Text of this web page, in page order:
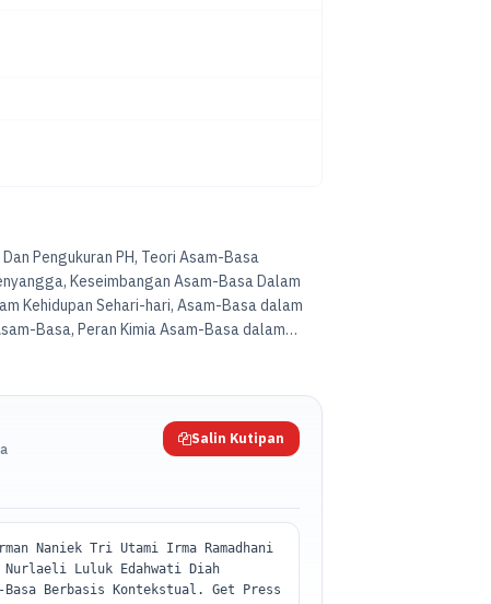
Pengukuran PH, Teori Asam-Basa
Keseimbangan Asam-Basa Dalam
Kehidupan Sehari-hari, Asam-Basa dalam
Basa, Peran Kimia Asam-Basa dalam
Obat-obatan,Konservasi
Salin Kutipan
Naniek Tri Utami Irma Ramadhani
Nurlaeli Luluk Edahwati Diah
Berbasis Kontekstual. Get Press